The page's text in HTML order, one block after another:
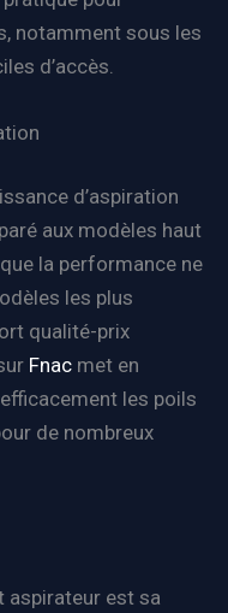
notamment sous les
d’accès.
d’aspiration
aux modèles haut
la performance ne
les plus
qualité-prix
Fnac met en
les poils
de nombreux
aspirateur est sa